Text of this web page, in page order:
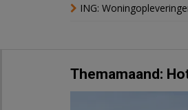
ING:
Themamaand: